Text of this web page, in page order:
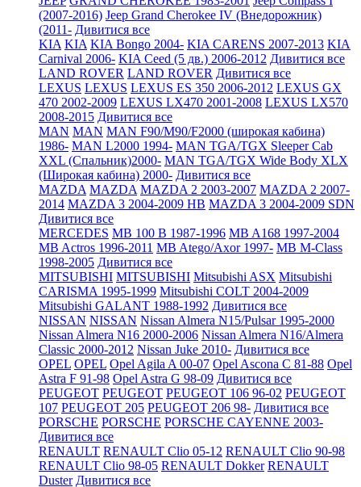
(2007-2016) Jeep Grand Cherokee IV (Внедорожник)
(2011- Дивитися все
KIA KIA KIA Bongo 2004- KIA CARENS 2007-2013 KIA
Carnival 2006- KIA Ceed (5 дв.) 2006-2012 Дивитися все
LAND ROVER LAND ROVER Дивитися все
LEXUS LEXUS LEXUS ES 350 2006-2012 LEXUS GX
470 2002-2009 LEXUS LX470 2001-2008 LEXUS LX570
2008-2015 Дивитися все
MAN MAN MAN F90/M90/F2000 (широкая кабина)
1986- MAN L2000 1994- MAN TGA/TGX Sleeper Cab
XXL (Спальник)2000- MAN TGA/TGX Wide Body XLX
(Широкая кабина) 2000- Дивитися все
MAZDA MAZDA MAZDA 2 2003-2007 MAZDA 2 2007-
2014 MAZDA 3 2004-2009 HB MAZDA 3 2004-2009 SDN
Дивитися все
MERCEDES MB 100 B 1987-1996 MB A168 1997-2004
MB Actros 1996-2011 MB Atego/Axor 1997- MB M-Class
1998-2005 Дивитися все
MITSUBISHI MITSUBISHI Mitsubishi ASX Mitsubishi
CARISMA 1995-1999 Mitsubishi COLT 2004-2009
Mitsubishi GALANT 1988-1992 Дивитися все
NISSAN NISSAN Nissan Almera N15/Pulsar 1995-2000
Nissan Almera N16 2000-2006 Nissan Almera N16/Almera
Classic 2000-2012 Nissan Juke 2010- Дивитися все
OPEL OPEL Opel Agila A 00-07 Opel Ascona C 81-88 Opel
Astra F 91-98 Opel Astra G 98-09 Дивитися все
PEUGEOT PEUGEOT PEUGEOT 106 96-02 PEUGEOT
107 PEUGEOT 205 PEUGEOT 206 98- Дивитися все
PORSCHE PORSCHE PORSCHE CAYENNE 2003-
Дивитися все
RENAULT RENAULT Clio 05-12 RENAULT Clio 90-98
RENAULT Clio 98-05 RENAULT Dokker RENAULT
Duster Дивитися все